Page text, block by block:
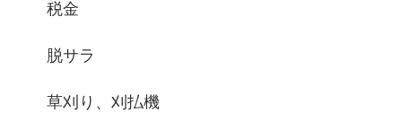
税金
脱サラ
草刈り、刈払機